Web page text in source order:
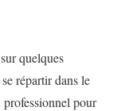
quelques
répartir dans le
professionnel pour